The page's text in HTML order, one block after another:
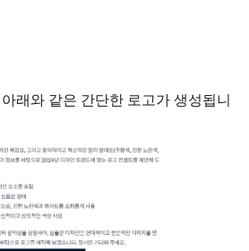
래와 같은 간단한 로고가 생성됩니